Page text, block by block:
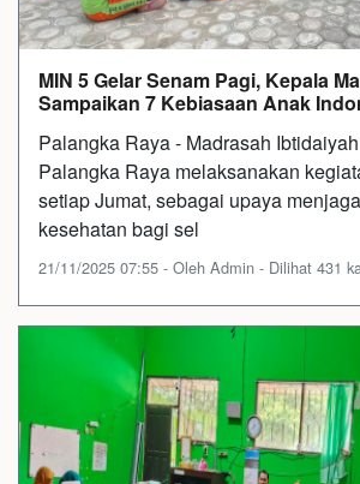
MIN 5 Gelar Senam Pagi, Kepala
Sampaikan 7 Kebiasaan Anak
Palangka Raya - Madrasah
Palangka Raya melaksanakan
setiap Jumat, sebagai upaya
kesehatan bagi sel
21/11/2025 07:55 - Oleh Admin - Dilihat 431